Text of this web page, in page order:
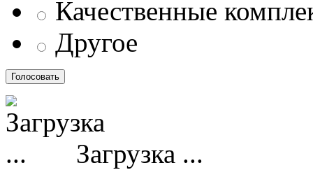
Качественные
Другое
Загрузка ...